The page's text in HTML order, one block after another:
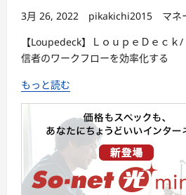
3月 26, 2022 pikakichi2015
マネ
【Loupedeck】ＬｏｕｐｅＤｅｃ
信者のワークフローを効率化する
もっと読む